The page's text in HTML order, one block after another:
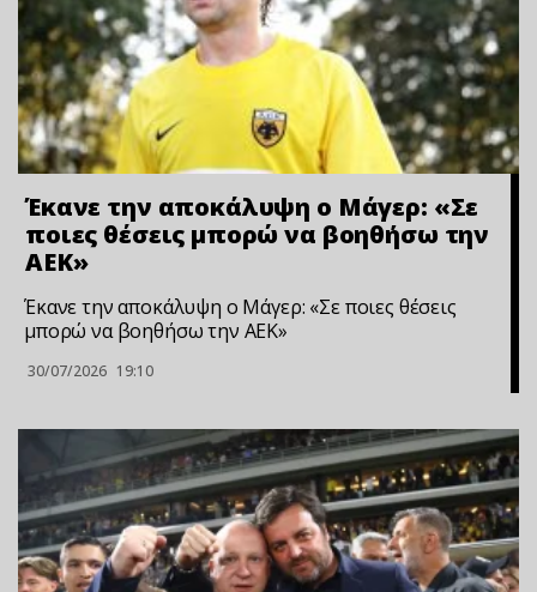
Έκανε την αποκάλυψη ο Μάγερ: «Σε
ποιες θέσεις μπορώ να βοηθήσω την
ΑΕΚ»
Έκανε την αποκάλυψη ο Μάγερ: «Σε ποιες θέσεις
μπορώ να βοηθήσω την ΑΕΚ»
30/07/2026 19:10